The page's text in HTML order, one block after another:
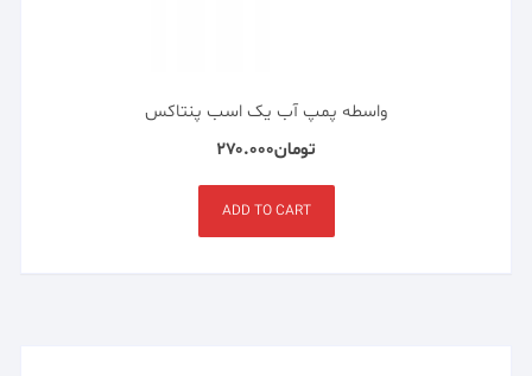
واسطه پمپ آب یک اسب پنتاکس
تومان۲۷۰.۰۰۰
ADD TO CART